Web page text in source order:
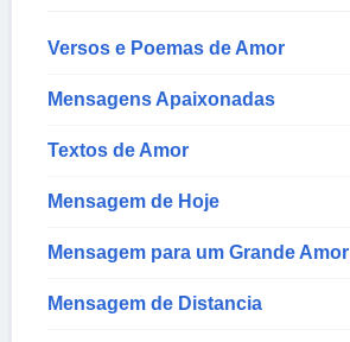
Versos e Poemas de Amor
Mensagens Apaixonadas
Textos de Amor
Mensagem de Hoje
Mensagem para um Grande Amor
Mensagem de Distancia